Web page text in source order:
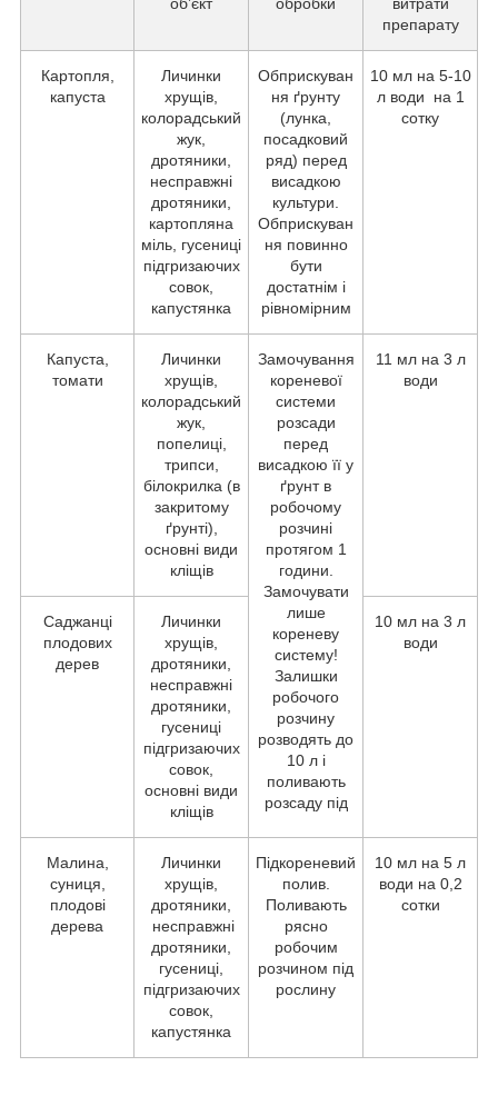
об’єкт
обробки
витрати
препарату
Картопля,
капуста
Личинки
хрущів,
колорадський
жук,
дротяники,
несправжні
дротяники,
картопляна
міль, гусениці
підгризаючих
совок,
капустянка
Обприскуван
ня ґрунту
(лунка,
посадковий
ряд) перед
висадкою
культури.
Обприскуван
ня повинно
бути
достатнім і
рівномірним
10 мл на 5-10
л води на 1
сотку
Капуста,
томати
Личинки
хрущів,
колорадський
жук,
попелиці,
трипси,
білокрилка (в
закритому
ґрунті),
основні види
кліщів
Замочування
кореневої
системи
розсади
перед
висадкою її у
ґрунт в
робочому
розчині
протягом 1
години.
Замочувати
лише
кореневу
систему!
Залишки
робочого
розчину
розводять до
10 л і
поливають
розсаду під
11 мл на 3 л
води
Саджанці
плодових
дерев
Личинки
хрущів,
дротяники,
несправжні
дротяники,
гусениці
підгризаючих
совок,
основні види
кліщів
10 мл на 3 л
води
Малина,
суниця,
плодові
дерева
Личинки
хрущів,
дротяники,
несправжні
дротяники,
гусениці,
підгризаючих
совок,
капустянка
Підкореневий
полив.
Поливають
рясно
робочим
розчином під
рослину
10 мл на 5 л
води на 0,2
сотки